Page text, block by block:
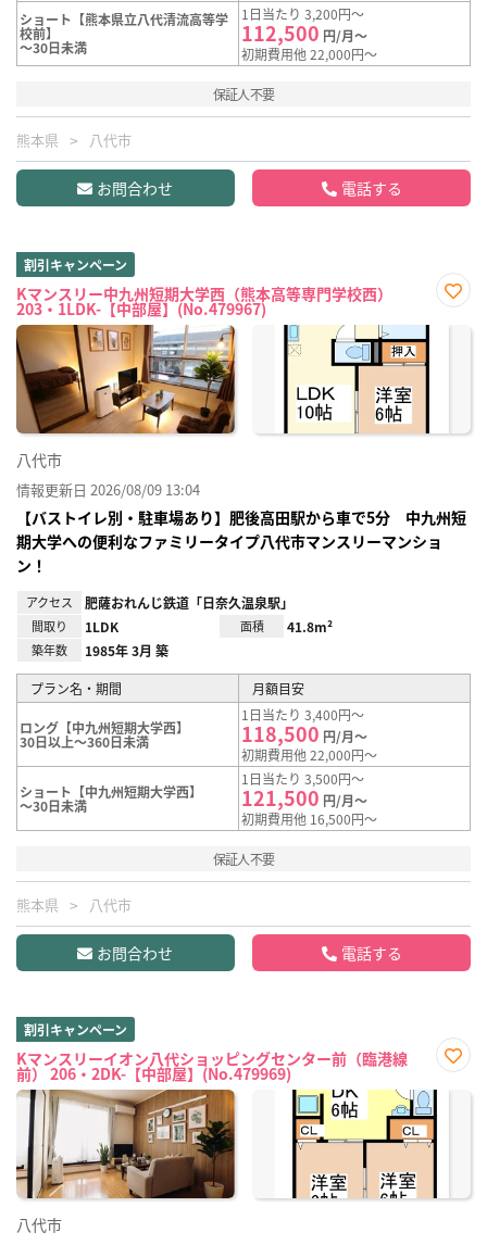
ショート【熊本県立八代清流高等学
校前】
～30日未満
1日当たり 3,200円～
112,500 円/月～
初期費用他 22,000円～
保証人不要
熊本県 八代市
お問合わせ 電話する
割引キャンペーン
Kマンスリー中九州短期大学西（熊本高等専門学校西）
203・1LDK-【中部屋】(No.479967)
に入
八代市
情報更新日 2026/08/09 13:04
【バストイレ別・駐車場あり】肥後高田駅から車で5分 中九州短
期大学への便利なファミリータイプ八代市マンスリーマンショ
ン！
アクセス 肥薩おれんじ鉄道「日奈久温泉駅」
間取り 1LDK 面積 41.8m²
築年数 1985年 3月 築
プラン名・期間 月額目安
ロング【中九州短期大学西】
30日以上～360日未満
1日当たり 3,400円～
118,500 円/月～
初期費用他 22,000円～
ショート【中九州短期大学西】
～30日未満
1日当たり 3,500円～
121,500 円/月～
初期費用他 16,500円～
保証人不要
熊本県 八代市
お問合わせ 電話する
割引キャンペーン
Kマンスリーイオン八代ショッピングセンター前（臨港線
前） 206・2DK-【中部屋】(No.479969)
に入
八代市